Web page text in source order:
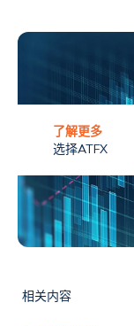
了解更多
选择ATFX
相关内容